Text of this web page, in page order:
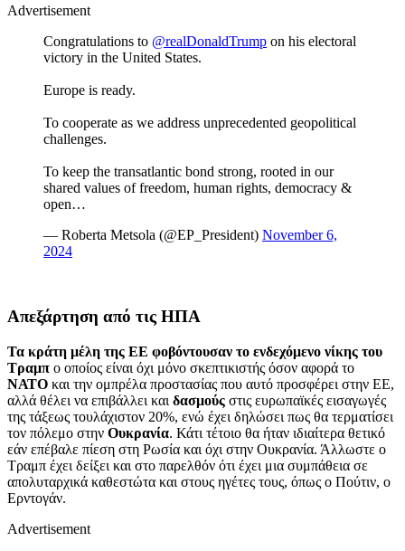
Advertisement
Congratulations to @realDonaldTrump on his electoral
victory in the United States.
Europe is ready.
To cooperate as we address unprecedented geopolitical
challenges.
To keep the transatlantic bond strong, rooted in our
shared values of freedom, human rights, democracy &
open…
— Roberta Metsola (@EP_President) November 6,
2024
Απεξάρτηση από τις ΗΠΑ
Τα κράτη μέλη της ΕΕ φοβόντουσαν το ενδεχόμενο νίκης του
Τραμπ ο οποίος είναι όχι μόνο σκεπτικιστής όσον αφορά το
ΝΑΤΟ και την ομπρέλα προστασίας που αυτό προσφέρει στην ΕΕ,
αλλά θέλει να επιβάλλει και δασμούς στις ευρωπαϊκές εισαγωγές
της τάξεως τουλάχιστον 20%, ενώ έχει δηλώσει πως θα τερματίσει
τον πόλεμο στην Ουκρανία. Κάτι τέτοιο θα ήταν ιδιαίτερα θετικό
εάν επέβαλε πίεση στη Ρωσία και όχι στην Ουκρανία. Άλλωστε ο
Τραμπ έχει δείξει και στο παρελθόν ότι έχει μια συμπάθεια σε
απολυταρχικά καθεστώτα και στους ηγέτες τους, όπως ο Πούτιν, ο
Ερντογάν.
Advertisement